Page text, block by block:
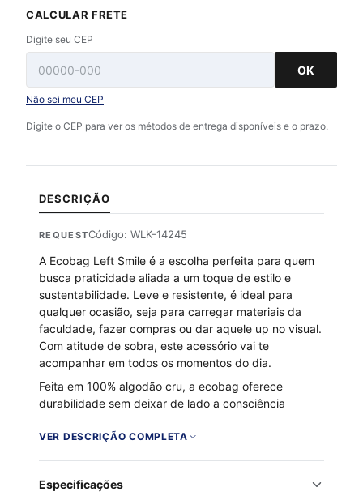
CALCULAR FRETE
Digite seu CEP
OK
Não sei meu CEP
Digite o CEP para ver os métodos de entrega disponíveis e o prazo.
DESCRIÇÃO
REQUESTCódigo: WLK-14245
A Ecobag Left Smile é a escolha perfeita para quem
busca praticidade aliada a um toque de estilo e
sustentabilidade. Leve e resistente, é ideal para
qualquer ocasião, seja para carregar materiais da
faculdade, fazer compras ou dar aquele up no visual.
Com atitude de sobra, este acessório vai te
acompanhar em todos os momentos do dia.
Feita em 100% algodão cru, a ecobag oferece
durabilidade sem deixar de lado a consciência
moderno e despojado, sem agredir o meio ambiente.
e propósito.
VER DESCRIÇÃO COMPLETA
Especificações